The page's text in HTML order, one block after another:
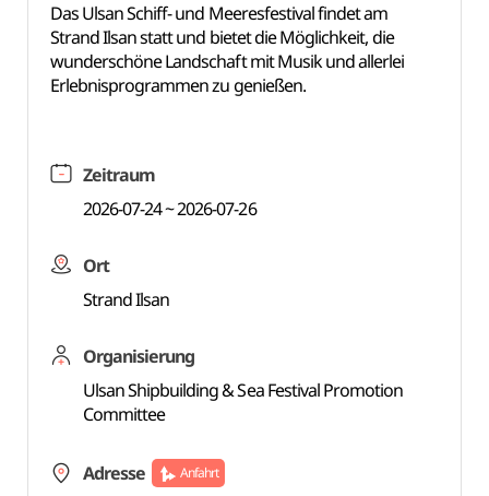
Das Ulsan Schiff- und Meeresfestival findet am
Strand Ilsan statt und bietet die Möglichkeit, die
wunderschöne Landschaft mit Musik und allerlei
Erlebnisprogrammen zu genießen.
Zeitraum
2026-07-24 ~ 2026-07-26
Ort
Strand Ilsan
Organisierung
Ulsan Shipbuilding & Sea Festival Promotion
Committee
Adresse Anfahrt